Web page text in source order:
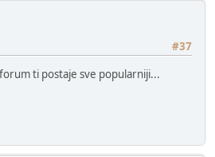
#37
ti postaje sve popularniji...